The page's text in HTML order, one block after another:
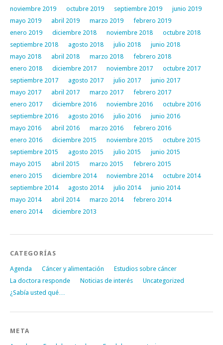
noviembre 2019 octubre 2019 septiembre 2019
junio 2019
mayo 2019
abril 2019 marzo 2019
febrero 2019
enero 2019
diciembre 2018 noviembre 2018
octubre 2018
septiembre 2018
agosto 2018 julio 2018
junio 2018
mayo 2018
abril 2018 marzo 2018
febrero 2018
enero 2018
diciembre 2017 noviembre 2017
octubre 2017
septiembre 2017
agosto 2017 julio 2017
junio 2017
mayo 2017
abril 2017 marzo 2017
febrero 2017
enero 2017
diciembre 2016 noviembre 2016
octubre 2016
septiembre 2016
agosto 2016 julio 2016
junio 2016
mayo 2016
abril 2016 marzo 2016
febrero 2016
enero 2016
diciembre 2015 noviembre 2015
octubre 2015
septiembre 2015
agosto 2015 julio 2015
junio 2015
mayo 2015
abril 2015 marzo 2015
febrero 2015
enero 2015
diciembre 2014 noviembre 2014
octubre 2014
septiembre 2014
agosto 2014 julio 2014
junio 2014
mayo 2014
abril 2014 marzo 2014
febrero 2014
enero 2014
diciembre 2013
CATEGORÍAS
Agenda Cáncer y alimentación
Estudios sobre cáncer
La doctora responde
Noticias de interés
Uncategorized
¿Sabía usted qué…
META